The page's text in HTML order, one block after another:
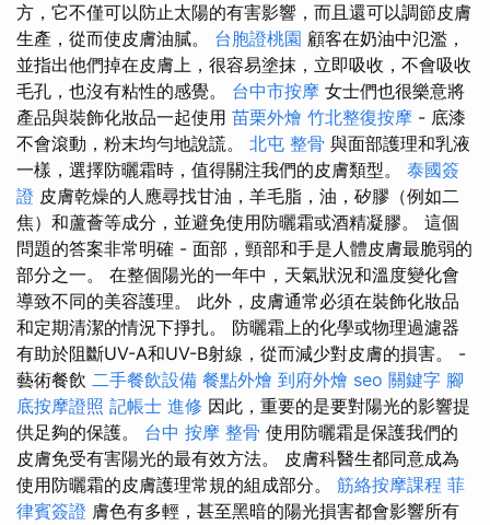
方，它不僅可以防止太陽的有害影響，而且還可以調節皮膚
生產，從而使皮膚油膩。 台胞證桃園 顧客在奶油中氾濫，
並指出他們掉在皮膚上，很容易塗抹，立即吸收，不會吸收
毛孔，也沒有粘性的感覺。 台中市按摩 女士們也很樂意將
產品與裝飾化妝品一起使用 苗栗外燴 竹北整復按摩 - 底漆
不會滾動，粉末均勻地說謊。 北屯 整骨 與面部護理和乳液
一樣，選擇防曬霜時，值得關注我們的皮膚類型。 泰國簽
證 皮膚乾燥的人應尋找甘油，羊毛脂，油，矽膠（例如二
焦）和蘆薈等成分，並避免使用防曬霜或酒精凝膠。 這個
問題的答案非常明確 - 面部，頸部和手是人體皮膚最脆弱的
部分之一。 在整個陽光的一年中，天氣狀況和溫度變化會
導致不同的美容護理。 此外，皮膚通常必須在裝飾化妝品
和定期清潔的情況下掙扎。 防曬霜上的化學或物理過濾器
有助於阻斷​​UV-A和UV-B射線，從而減少對皮膚的損害。 -
藝術餐飲 二手餐飲設備 餐點外燴 到府外燴 seo 關鍵字 腳
底按摩證照 記帳士 進修 因此，重要的是要對陽光的影響提
供足夠的保護。 台中 按摩 整骨 使用防曬霜是保護我們的
皮膚免受有害陽光的最有效方法。 皮膚科醫生都同意成為
使用防曬霜的皮膚護理常規的組成部分。 筋絡按摩課程 菲
律賓簽證 膚色有多輕，甚至黑暗的陽光損害都會影響所有